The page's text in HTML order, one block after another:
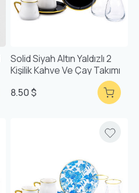
Solid Siyah Altın Yaldızlı 2
Kişilik Kahve Ve Çay Takımı
8.50 $